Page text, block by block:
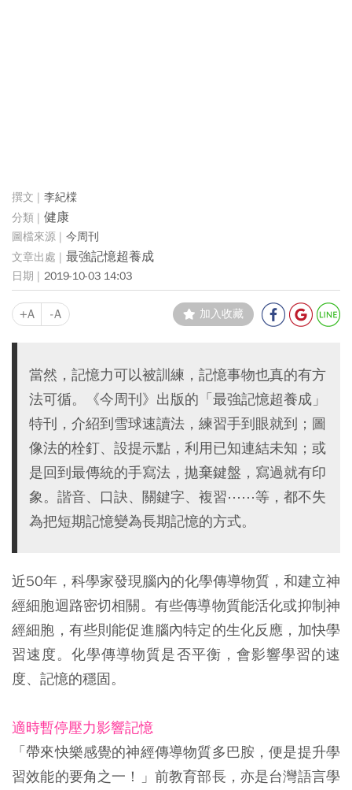
李紀橖
健康
今周刊
最強記憶超養成
2019-10-03 14:03
+A -A 加入收藏
當然，記憶力可以被訓練，記憶事物也真的有方
法可循。《今周刊》出版的「最強記憶超養成」
特刊，介紹到雪球速讀法，練習手到眼就到；圖
像法的栓釘、設提示點，利用已知連結未知；或
是回到最傳統的手寫法，拋棄鍵盤，寫過就有印
象。諧音、口訣、關鍵字、複習⋯⋯等，都不失
為把短期記憶變為長期記憶的方式。
近50年，科學家發現腦內的化學傳導物質，和建立神
經細胞迴路密切相關。有些傳導物質能活化或抑制神
經細胞，有些則能促進腦內特定的生化反應，加快學
習速度。化學傳導物質是否平衡，會影響學習的速
度、記憶的穩固。
適時暫停壓力影響記憶
「帶來快樂感覺的神經傳導物質多巴胺，便是提升學
習效能的要角之一！」前教育部長，亦是台灣語言學